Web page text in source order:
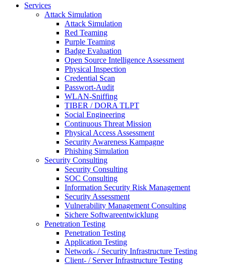
Services
Attack Simulation
Attack Simulation
Red Teaming
Purple Teaming
Badge Evaluation
Open Source Intelligence Assessment
Physical Inspection
Credential Scan
Passwort-Audit
WLAN-Sniffing
TIBER / DORA TLPT
Social Engineering
Continuous Threat Mission
Physical Access Assessment
Security Awareness Kampagne
Phishing Simulation
Security Consulting
Security Consulting
SOC Consulting
Information Security Risk Management
Security Assessment
Vulnerability Management Consulting
Sichere Softwareentwicklung
Penetration Testing
Penetration Testing
Application Testing
Network- / Security Infrastructure Testing
Client- / Server Infrastructure Testing